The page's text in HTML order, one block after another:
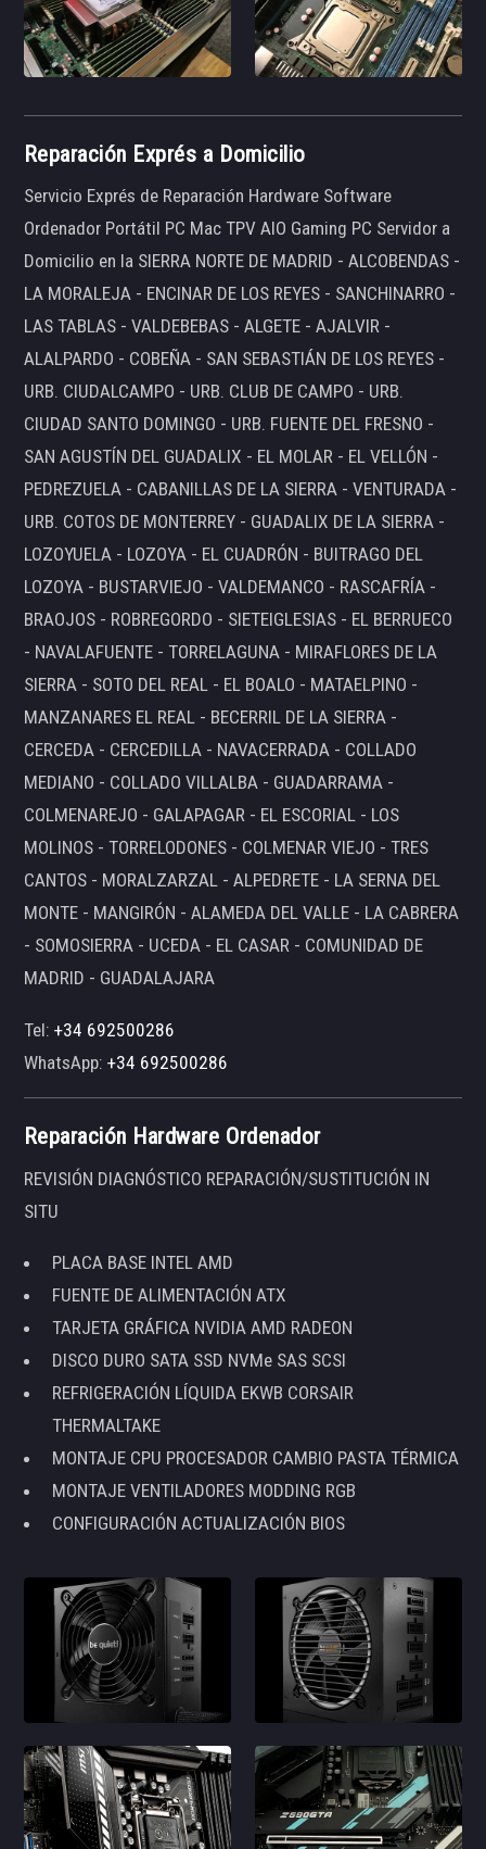
Reparación Exprés a Domicilio
Servicio Exprés de Reparación Hardware Software
Ordenador Portátil PC Mac TPV AIO Gaming PC Servidor a
Domicilio en la SIERRA NORTE DE MADRID - ALCOBENDAS -
LA MORALEJA - ENCINAR DE LOS REYES - SANCHINARRO -
LAS TABLAS - VALDEBEBAS - ALGETE - AJALVIR -
ALALPARDO - COBEÑA - SAN SEBASTIÁN DE LOS REYES -
URB. CIUDALCAMPO - URB. CLUB DE CAMPO - URB.
CIUDAD SANTO DOMINGO - URB. FUENTE DEL FRESNO -
SAN AGUSTÍN DEL GUADALIX - EL MOLAR - EL VELLÓN -
PEDREZUELA - CABANILLAS DE LA SIERRA - VENTURADA -
URB. COTOS DE MONTERREY - GUADALIX DE LA SIERRA -
LOZOYUELA - LOZOYA - EL CUADRÓN - BUITRAGO DEL
LOZOYA - BUSTARVIEJO - VALDEMANCO - RASCAFRÍA -
BRAOJOS - ROBREGORDO - SIETEIGLESIAS - EL BERRUECO
- NAVALAFUENTE - TORRELAGUNA - MIRAFLORES DE LA
SIERRA - SOTO DEL REAL - EL BOALO - MATAELPINO -
MANZANARES EL REAL - BECERRIL DE LA SIERRA -
CERCEDA - CERCEDILLA - NAVACERRADA - COLLADO
MEDIANO - COLLADO VILLALBA - GUADARRAMA -
COLMENAREJO - GALAPAGAR - EL ESCORIAL - LOS
MOLINOS - TORRELODONES - COLMENAR VIEJO - TRES
CANTOS - MORALZARZAL - ALPEDRETE - LA SERNA DEL
MONTE - MANGIRÓN - ALAMEDA DEL VALLE - LA CABRERA
- SOMOSIERRA - UCEDA - EL CASAR - COMUNIDAD DE
MADRID - GUADALAJARA
Tel:+34 692500286
WhatsApp:+34 692500286
Reparación Hardware Ordenador
REVISIÓN DIAGNÓSTICO REPARACIÓN/SUSTITUCIÓN IN
SITU
PLACA BASE INTEL AMD
FUENTE DE ALIMENTACIÓN ATX
TARJETA GRÁFICA NVIDIA AMD RADEON
DISCO DURO SATA SSD NVMe SAS SCSI
REFRIGERACIÓN LÍQUIDA EKWB CORSAIR
THERMALTAKE
MONTAJE CPU PROCESADOR CAMBIO PASTA TÉRMICA
MONTAJE VENTILADORES MODDING RGB
CONFIGURACIÓN ACTUALIZACIÓN BIOS